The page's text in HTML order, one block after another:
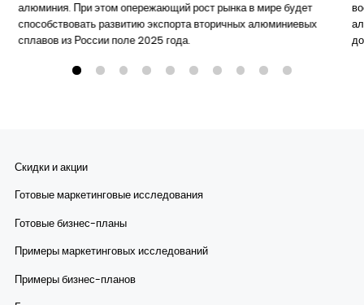
алюминия. При этом опережающий рост рынка в мире будет
способствовать развитию экспорта вторичных алюминиевых
сплавов из России поле 2025 года.
Скидки и акции
Готовые маркетинговые исследования
Готовые бизнес-планы
Примеры маркетинговых исследований
Примеры бизнес-планов